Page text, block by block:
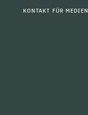
KONTAKT FÜR MEDIEN